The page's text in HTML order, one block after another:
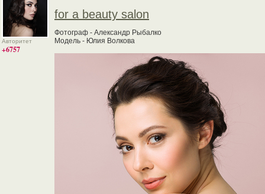
Авторитет
+6757
for a beauty salon
Фотограф - Александр Рыбалко
Модель - Юлия Волкова